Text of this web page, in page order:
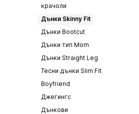
крачоли
Дънки Skinny Fit
Дънки Bootcut
Дънки тип Mom
Дънки Straight Leg
Тесни дънки Slim Fit
Boyfriend
Джегингс
Дънкови